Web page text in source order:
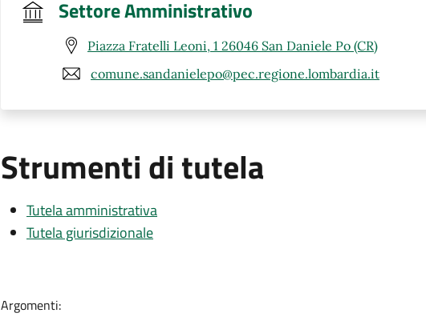
Settore Amministrativo
Piazza Fratelli Leoni, 1 26046 San Daniele Po (CR)
comune.sandanielepo@pec.regione.lombardia.it
Strumenti di tutela
Tutela amministrativa
Tutela giurisdizionale
Argomenti: